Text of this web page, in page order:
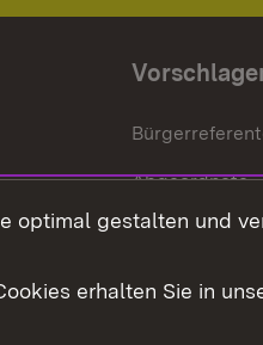
Abgeordnete
optimal gestalten und
erhalten Sie in